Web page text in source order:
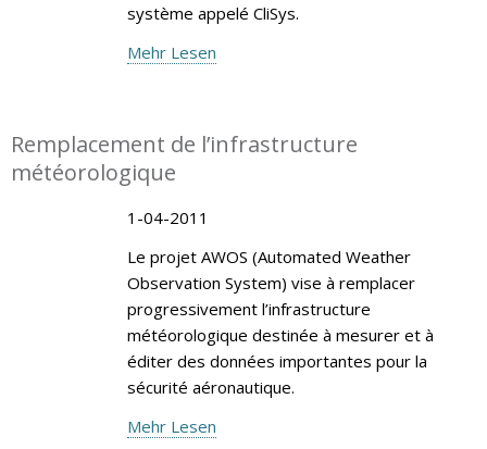
système appelé CliSys.
Mehr Lesen
Remplacement de l’infrastructure
météorologique
1-04-2011
Le projet AWOS (Automated Weather
Observation System) vise à remplacer
progressivement l’infrastructure
météorologique destinée à mesurer et à
éditer des données importantes pour la
sécurité aéronautique.
Mehr Lesen